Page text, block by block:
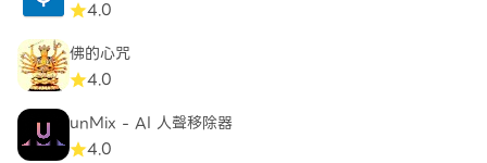
4.0
佛的心咒
4.0
unMix - AI 人聲移除器
4.0